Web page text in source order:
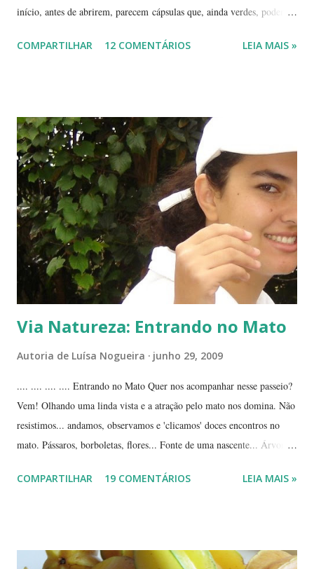
início, antes de abrirem, parecem cápsulas que, ainda verdes, podem
As fotos de hoje são de cachos de suas flores ainda amadurecendo.
família das crassuláceas - Folha-santa. Ao fundo: Agave, dracena e
palmeira açaí. Folha-santa ( Bryophyllum calycinum ). Família das
crassuláceas. Sua reprodução é bem fácil: de qualquer pedaço de
algum galho podem nascer várias mudas. Uma só muda em pouco
tempo transforma-se em uma moita. É uma planta medicinal. ...
COMPARTILHAR 12 COMENTÁRIOS LEIA MAIS »
Via Natureza: Entrando no Mato
Autoria de Luísa Nogueira junho 29, 2009
.... .... .... .... Entrando no Mato Quer nos acompanhar nesse passeio?
Vem! Olhando uma linda vista e a atração pelo mato nos domina. Não
resistimos... andamos, observamos e 'clicamos' doces encontros no
mato. Pássaros, borboletas, flores... Fonte de uma nascente... Árvores
e cores... Picão*... Mais flores... Muitas plantas, capim, pedras... Um
de passeios no mato, em pleno cerrado, observando as pequenas coisas
COMPARTILHAR 19 COMENTÁRIOS LEIA MAIS »